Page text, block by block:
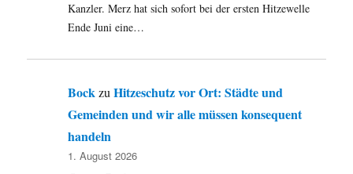
Kanzler. Merz hat sich sofort bei der ersten Hitzewelle
Ende Juni eine…
BockzuHitzeschutz vor Ort: Städte und
Gemeinden und wir alle müssen konsequent
handeln
1. August 2026